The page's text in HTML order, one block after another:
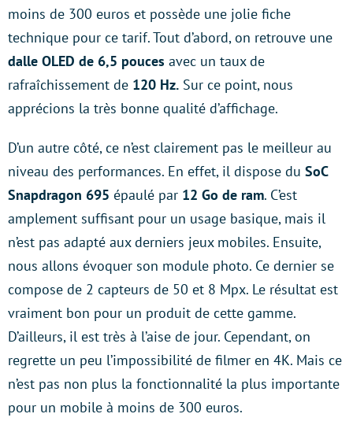
moins de 300 euros et possède une jolie fiche
technique pour ce tarif. Tout d’abord, on retrouve une
dalle OLED de 6,5 pouces avec un taux de
rafraîchissement de 120 Hz. Sur ce point, nous
apprécions la très bonne qualité d’affichage.
D’un autre côté, ce n’est clairement pas le meilleur au
niveau des performances. En effet, il dispose du SoC
Snapdragon 695 épaulé par 12 Go de ram. C’est
amplement suffisant pour un usage basique, mais il
n’est pas adapté aux derniers jeux mobiles. Ensuite,
nous allons évoquer son module photo. Ce dernier se
compose de 2 capteurs de 50 et 8 Mpx. Le résultat est
vraiment bon pour un produit de cette gamme.
D’ailleurs, il est très à l’aise de jour. Cependant, on
regrette un peu l’impossibilité de filmer en 4K. Mais ce
n’est pas non plus la fonctionnalité la plus importante
pour un mobile à moins de 300 euros.